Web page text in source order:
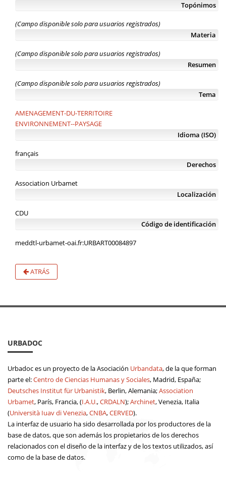
Topónimos
(Campo disponible solo para usuarios registrados)
Materia
(Campo disponible solo para usuarios registrados)
Resumen
(Campo disponible solo para usuarios registrados)
Tema
AMENAGEMENT-DU-TERRITOIRE
ENVIRONNEMENT--PAYSAGE
Idioma (ISO)
français
Derechos
Association Urbamet
Localización
CDU
Código de identificación
meddtl-urbamet-oai.fr:URBART00084897
ATRÁS
URBADOC
Urbadoc es un proyecto de la Asociación Urbandata, de la que forman
parte el:Centro de Ciencias Humanas y Sociales, Madrid, España;
Deutsches Institut für Urbanistik, Berlin, Alemania;Association
Urbamet, París, Francia, (I.A.U.,CRDALN);Archinet, Venezia, Italia
(Università Iuav di Venezia,CNBA,CERVED).
La interfaz de usuario ha sido desarrollada por los productores de la
base de datos, que son además los propietarios de los derechos
relacionados con el diseño de la interfaz y de los textos utilizados, así
como de la base de datos.